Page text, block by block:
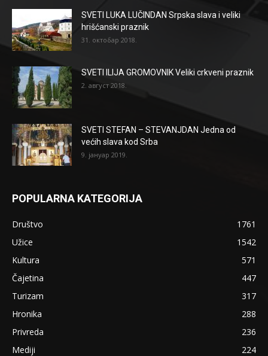
SVETI LUKA LUČINDAN Srpska slava i veliki
hrišćanski praznik
31. октобар 2018.
SVETI ILIJA GROMOVNIK Veliki crkveni praznik
2. август 2018.
SVETI STEFAN – STEVANJDAN Jedna od
većih slava kod Srba
9. јануар 2019.
POPULARNA KATEGORIJA
Društvo
1761
Užice
1542
Kultura
571
Čajetina
447
Turizam
317
Hronika
288
Privreda
236
Mediji
224